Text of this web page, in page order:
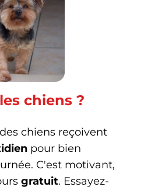
chiens ?
chiens reçoivent
pour bien
C'est motivant,
gratuit. Essayez-